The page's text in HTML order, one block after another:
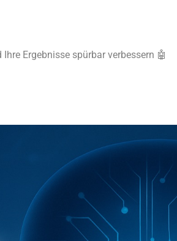
Ergebnisse spürbar verbessern 🤖